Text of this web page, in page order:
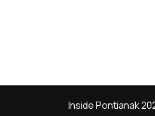
Inside Pontianak